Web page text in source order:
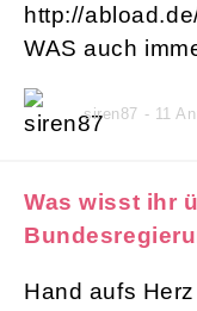
http://
WAS auch
siren87 - 11
Was wisst ihr
Hand aufs